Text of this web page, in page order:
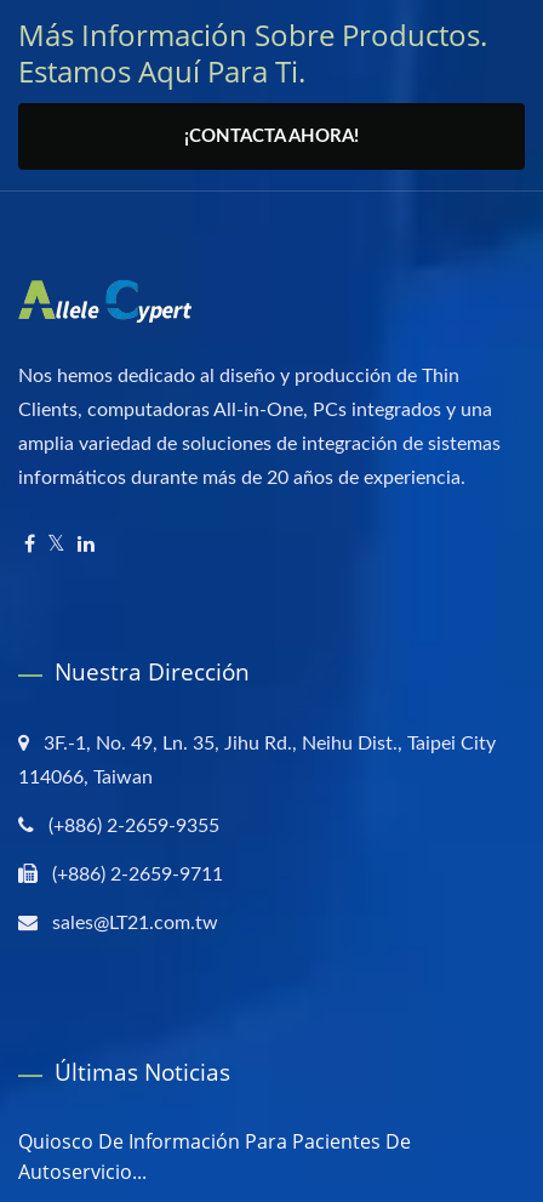
Más Información Sobre Productos.
Estamos Aquí Para Ti.
¡CONTACTA AHORA!
Nos hemos dedicado al diseño y producción de Thin
Clients, computadoras All-in-One, PCs integrados y una
amplia variedad de soluciones de integración de sistemas
informáticos durante más de 20 años de experiencia.
Nuestra Dirección
3F.-1, No. 49, Ln. 35, Jihu Rd., Neihu Dist., Taipei City
114066, Taiwan
(+886) 2-2659-9355
(+886) 2-2659-9711
sales@LT21.com.tw
Últimas Noticias
Quiosco De Información Para Pacientes De
Autoservicio...